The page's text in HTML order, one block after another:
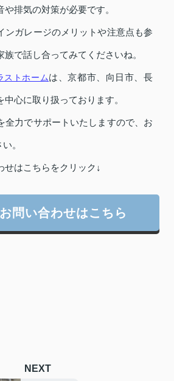
排気の対策が必要です。
ンガレージのメリットや注意点も参
で話し合ってみてくださいね。
ストホームは、京都市、向日市、長
中心に取り扱っております。
全力でサポートいたしますので、お
。
せはこちらをクリック↓
問い合わせはこちら
NEXT